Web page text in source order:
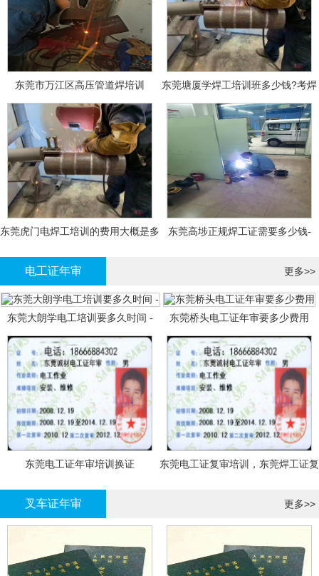
东莞市万江区高压管道焊培训
东莞塘厦学焊工培训班多少钱?考焊
工证大概多少钱?
东莞虎门电焊工培训的费用大概是多
东莞高埗正规焊工证需要多少钱-
电工证年审 更多>>
东莞大朗学电工培训要多久时间 - 东莞桥头电工证年审要多少费用
东莞电工证年审培训换证
东莞电工证复审培训，东莞焊工证复
叉车证年审 更多>>